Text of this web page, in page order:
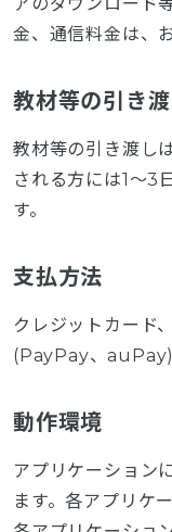
金、通信料金は、
教材等の引き
教材等の引き渡し
される方には1～3
す。
支払方法
クレジットカード
(PayPay、auPay)
動作環境
アプリケーション
ます。各アプリケ